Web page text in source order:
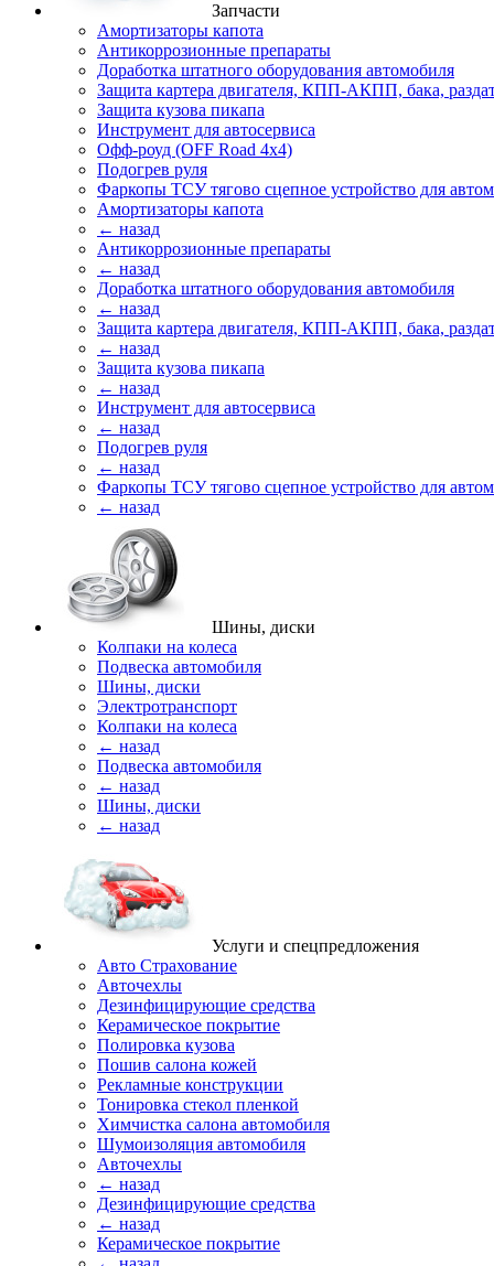
Запчасти
Амортизаторы капота
Антикоррозионные препараты
Доработка штатного оборудования автомобиля
Защита картера двигателя, КПП-АКПП, бака,
Защита кузова пикапа
Инструмент для автосервиса
Офф-роуд (OFF Road 4x4)
Подогрев руля
Фаркопы ТСУ тягово сцепное устройство для
Амортизаторы капота
← назад
Антикоррозионные препараты
← назад
Доработка штатного оборудования автомобиля
← назад
Защита картера двигателя, КПП-АКПП, бака,
← назад
Защита кузова пикапа
← назад
Инструмент для автосервиса
← назад
Подогрев руля
← назад
Фаркопы ТСУ тягово сцепное устройство для
← назад
Шины, диски
Колпаки на колеса
Подвеска автомобиля
Шины, диски
Электротранспорт
Колпаки на колеса
← назад
Подвеска автомобиля
← назад
Шины, диски
← назад
Услуги и спецпредложения
Авто Страхование
Авточехлы
Дезинфицирующие средства
Керамическое покрытие
Полировка кузова
Пошив салона кожей
Рекламные конструкции
Тонировка стекол пленкой
Химчистка салона автомобиля
Шумоизоляция автомобиля
Авточехлы
← назад
Дезинфицирующие средства
← назад
Керамическое покрытие